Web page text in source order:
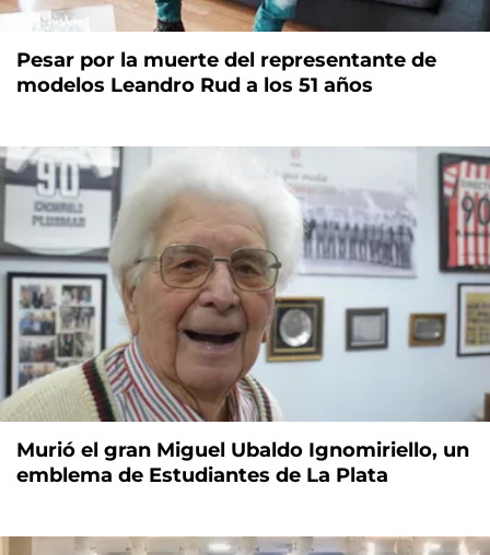
Pesar por la muerte del representante de
modelos Leandro Rud a los 51 años
Murió el gran Miguel Ubaldo Ignomiriello, un
emblema de Estudiantes de La Plata